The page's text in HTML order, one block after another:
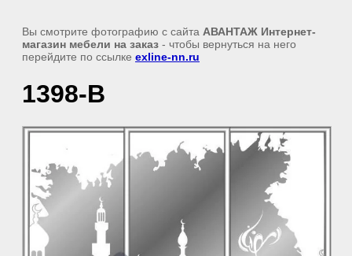
Вы смотрите фотографию с сайта АВАНТАЖ Интернет-
магазин мебели на заказ - чтобы вернуться на него
перейдите по ссылке exline-nn.ru
1398-В